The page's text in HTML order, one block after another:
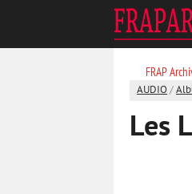
FRAP
AUDIO /
Les